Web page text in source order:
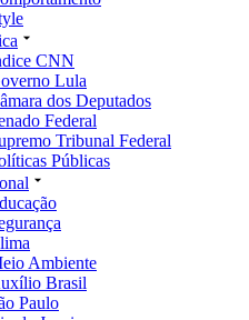
CNN
Lula
dos Deputados
Federal
Tribunal Federal
Públicas
Ambiente
Brasil
Paulo